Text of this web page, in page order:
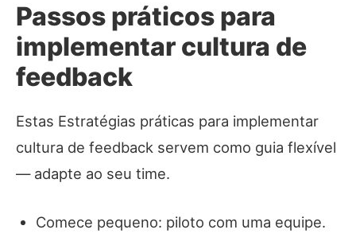
Passos práticos para
implementar cultura de
feedback
Estas Estratégias práticas para implementar
cultura de feedback servem como guia flexível
— adapte ao seu time.
Comece pequeno: piloto com uma equipe.